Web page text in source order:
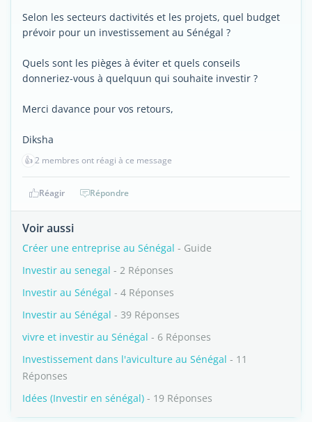
Selon les secteurs dactivités et les projets, quel budget
prévoir pour un investissement au Sénégal ?
Quels sont les pièges à éviter et quels conseils
donneriez-vous à quelquun qui souhaite investir ?
Merci davance pour vos retours,
Diksha
👍2 membres ont réagi à ce message
Réagir Répondre
Voir aussi
Créer une entreprise au Sénégal - Guide
Investir au senegal - 2 Réponses
Investir au Sénégal - 4 Réponses
Investir au Sénégal - 39 Réponses
vivre et investir au Sénégal - 6 Réponses
Investissement dans l'aviculture au Sénégal - 11
Réponses
Idées (Investir en sénégal) - 19 Réponses